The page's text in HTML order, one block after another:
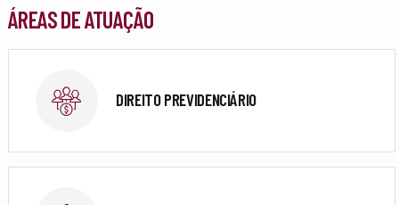
ÁREAS DE ATUAÇÃO
DIREITO PREVIDENCIÁRIO